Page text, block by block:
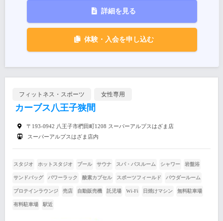
詳細を見る
体験・入会を申し込む
フィットネス・スポーツ 女性専用
カーブス八王子狭間
〒193-0942 八王子市椚田町1208 スーパーアルプスはざま店
スーパーアルプスはざま店内
スタジオ ホットスタジオ プール サウナ スパ・バスルーム シャワー 岩盤浴
サンドバッグ パワーラック 酸素カプセル スポーツフィールド パウダールーム
プロテインラウンジ 売店 自動販売機 託児場 Wi-Fi 日焼けマシン 無料駐車場
有料駐車場 駅近